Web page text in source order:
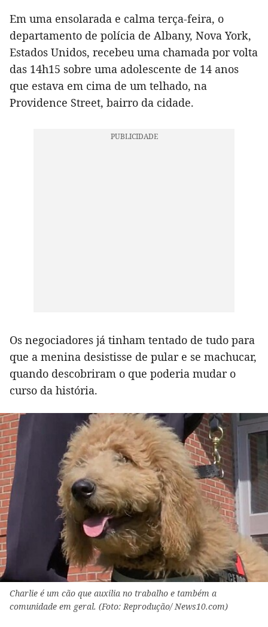
Em uma ensolarada e calma terça-feira, o
departamento de polícia de Albany, Nova York,
Estados Unidos, recebeu uma chamada por volta
das 14h15 sobre uma adolescente de 14 anos
que estava em cima de um telhado, na
Providence Street, bairro da cidade.
Os negociadores já tinham tentado de tudo para
que a menina desistisse de pular e se machucar,
quando descobriram o que poderia mudar o
curso da história.
Charlie é um cão que auxilia no trabalho e também a
comunidade em geral. (Foto: Reprodução/ News10.com)